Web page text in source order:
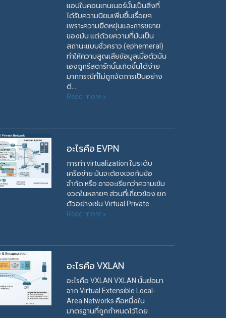
แอปในคอนเทนเนอร์นั้นเป็นสิ่งที่
ได้รับความนิยมเพิ่มขึ้นเรื่อยๆ
เพราะความยืดหยุ่นและการขยาย
ของมัน แต่ด้วยความที่มันเป็น
สถานะแบบชั่วคราว (ephemeral)
ทำให้ความสูญเสียข้อมูลเมื่อตัวมัน
เองถูกรีสตาร์ทนั้นเกิดขึ้นได้ง่าย
มากกรณีที่ไม่ถูกจัดการเป็นอย่าง
ดี...
Read more »
อะไรคือ EVPN
การทำ virtualization ในระดับ
เครือข่าย มันจะต้องเจอกับข้อ
จำกัด หรือ อาจจะเรียกว่าความเข้ม
งวดในหลายๆ ส่วนที่เกี่ยวข้อง ยก
ตัวอย่างเช่น Virtual Private...
Read more »
อะไรคือ VXLAN
อะไรคือ VXLAN VXLAN นั้นย่อมา
จาก Virtual Extensible Local-
Area Networks คือหนึ่งใน
มาตรฐานที่ถูกกำหนดไว้โดย